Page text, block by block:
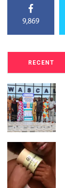
9,869
RECENT